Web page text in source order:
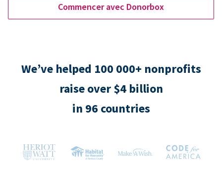
Commencer avec Donorbox
We’ve helped 100 000+ nonprofits
raise over $4 billion
in 96 countries